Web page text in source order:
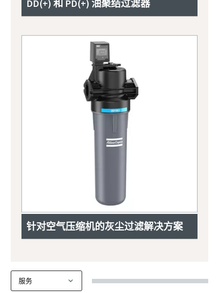
DD(+) 和 PD(+) 油聚结过滤器
针对空气压缩机的灰尘过滤解决方案